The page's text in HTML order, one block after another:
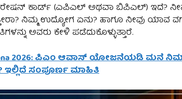
ಕಾರ್ಡ್ (ಎಪಿಎಲ್ ಅಥವಾ ಬಿಪಿಎಲ್) ಇದೆ?
ನಿಮ್ಮ ಉದ್ಯೋಗ ಏನು? ಹಾಗೂ ನೀವು ಯಾವ
ಅವರು ಕೇಳಿ ಪಡೆದುಕೊಳ್ಳುತ್ತಾರೆ.
2026: ಪಿಎಂ ಆವಾಸ್ ಯೋಜನೆಯಡಿ ಮನೆ
ಸಂಪೂರ್ಣ ಮಾಹಿತಿ